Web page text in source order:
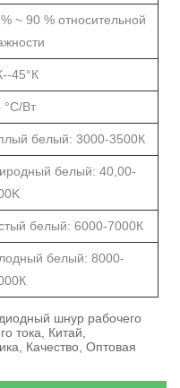
~ 90 % относительной
45°К
°С/Вт
белый: 3000-3500К
белый: 40,00-
белый: 6000-7000К
белый: 8000-
шнур рабочего
тока, Китай,
Качество, Оптовая